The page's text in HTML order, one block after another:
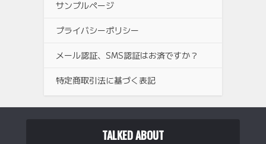
サンプルページ
プライバシーポリシー
メール認証、SMS認証はお済ですか？
特定商取引法に基づく表記
TALKED ABOUT